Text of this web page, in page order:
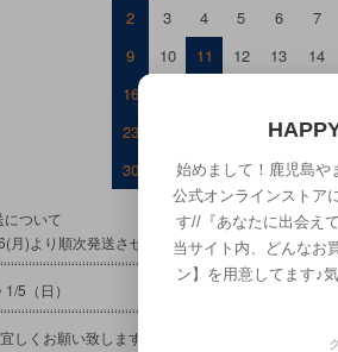
2
3 4 5 6 7
9
10 11 12 13 14
16
23
27 28
30
ついて
月)より順次発送させて頂きます。
5（日）
しくお願い致します。
始めまして！鹿児島や
公式オンラインストア
す//『あなたに出会え
当サイト内、どんなお
ン】を用意してます♪